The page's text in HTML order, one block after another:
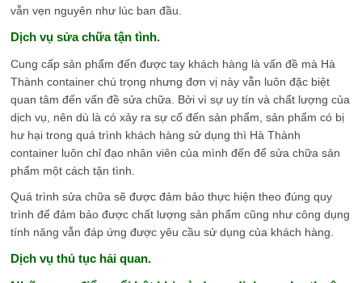
vẫn vẹn nguyên như lúc ban đầu.
Dịch vụ sửa chữa tận tình.
Cung cấp sản phẩm đến được tay khách hàng là vấn đề mà Hà
Thành container chú trọng nhưng đơn vị này vẫn luôn đặc biệt
quan tâm đến vấn đề sửa chữa. Bởi vì sự uy tín và chất lượng của
dịch vụ, nên dù là có xảy ra sự cố đến sản phẩm, sản phẩm có bị
hư hại trong quá trình khách hàng sử dụng thì Hà Thành
container luôn chỉ đạo nhân viên của mình đến để sửa chữa sản
phẩm một cách tận tình.
Quá trình sửa chữa sẽ được đảm bảo thực hiện theo đúng quy
trình để đảm bảo được chất lượng sản phẩm cũng như công dụng
tính năng vẫn đáp ứng được yêu cầu sử dụng của khách hàng.
Dịch vụ thủ tục hải quan.